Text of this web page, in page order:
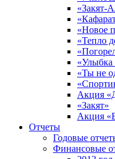
«Закят-
«Новое
«Тепло
«Улыбка
«Ты не
Акция
«Закят»
Акция
Отчеты
Годовые
Финансовые